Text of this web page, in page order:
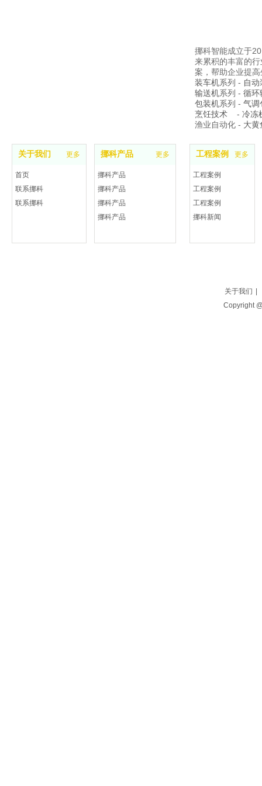
关于我们 更多
首页
联系挪科
联系挪科
挪科产品 更多
挪科产品
挪科产品
挪科产品
挪科产品
工程案例 更多
工程案例
工程案例
工程案例
挪科新闻
挪科智能成立于
来累积的丰富的
案，帮助企业提
装车机系列 - 自
输送机系列 - 循环
包装机系列 - 气调
烹饪技术 - 冷冻
渔业自动化 - 大黄
关于我们
Copyright